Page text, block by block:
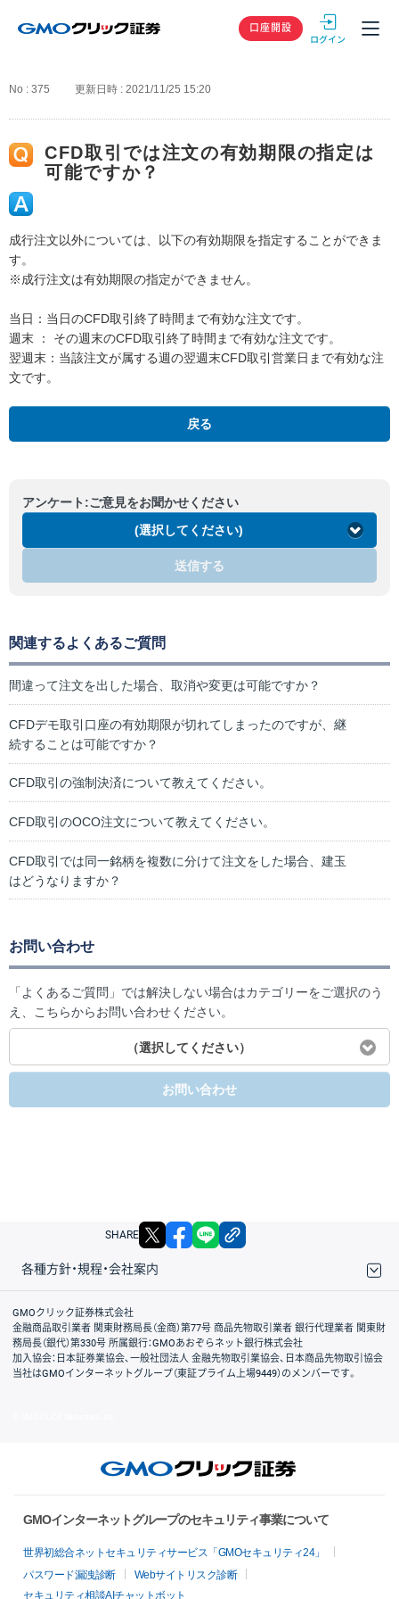
GMOクリック
口座開設
No : 375 更新日時 : 2021/11/25 15:20
CFD取引では注文の有効期限の指定は
可能ですか？
成行注文以外については、以下の有効期限を指定することができま
す。
※成行注文は有効期限の指定ができません。
当日：当日のCFD取引終了時間まで有効な注文です。
週末 ： その週末のCFD取引終了時間まで有効な注文です。
翌週末：当該注文が属する週の翌週末CFD取引営業日まで有効な注
文です。
戻る
アンケート:ご意見をお聞かせください
(選択してください)
送信する
関連するよくあるご質問
間違って注文を出した場合、取消や変更は可能ですか？
CFDデモ取引口座の有効期限が切れてしまったのですが、継
続することは可能ですか？
CFD取引の強制決済について教えてください。
CFD取引のOCO注文について教えてください。
CFD取引では同一銘柄を複数に分けて注文をした場合、建玉
はどうなりますか？
お問い合わせ
「よくあるご質問」では解決しない場合はカテゴリーをご選択のう
え、こちらからお問い合わせください。
（選択してください）
お問い合わせ
SHARE X facebook
各種方針・規程・会社案内
取引規程・約款
サイトマップ
その他のご案内
個人情報保護方針
最良執行方針
サイトのご利用について
ディスクレイマー
信託保全
リスク説明
会社案内
GMOクリック証券株式会社
金融商品取引業者 関東財務局長（金商）第77号 商品先物取引業者 銀行代理業者 関東財
務局長（銀代）第330号 所属銀行：GMOあおぞらネット銀行株式会社
加入協会：日本証券業協会、一般社団法人 金融先物取引業協会、日本商品先物取引協会
当社はGMOインターネットグループ（東証プライム上場9449）のメンバーです。
GMOインターネットグループのセキュリティ事業について
世界初総合ネットセキュリティサービス「GMOセキュリティ24」
パスワード漏洩診断
Webサイトリスク診断
セキュリティ相談AIチャットボット